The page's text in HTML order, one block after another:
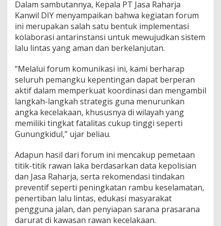
Dalam sambutannya, Kepala PT Jasa Raharja
Kanwil DIY menyampaikan bahwa kegiatan forum
ini merupakan salah satu bentuk implementasi
kolaborasi antarinstansi untuk mewujudkan sistem
lalu lintas yang aman dan berkelanjutan.
“Melalui forum komunikasi ini, kami berharap
seluruh pemangku kepentingan dapat berperan
aktif dalam memperkuat koordinasi dan mengambil
langkah-langkah strategis guna menurunkan
angka kecelakaan, khususnya di wilayah yang
memiliki tingkat fatalitas cukup tinggi seperti
Gunungkidul,” ujar beliau.
Adapun hasil dari forum ini mencakup pemetaan
titik-titik rawan laka berdasarkan data kepolisian
dan Jasa Raharja, serta rekomendasi tindakan
preventif seperti peningkatan rambu keselamatan,
penertiban lalu lintas, edukasi masyarakat
pengguna jalan, dan penyiapan sarana prasarana
darurat di kawasan rawan kecelakaan.